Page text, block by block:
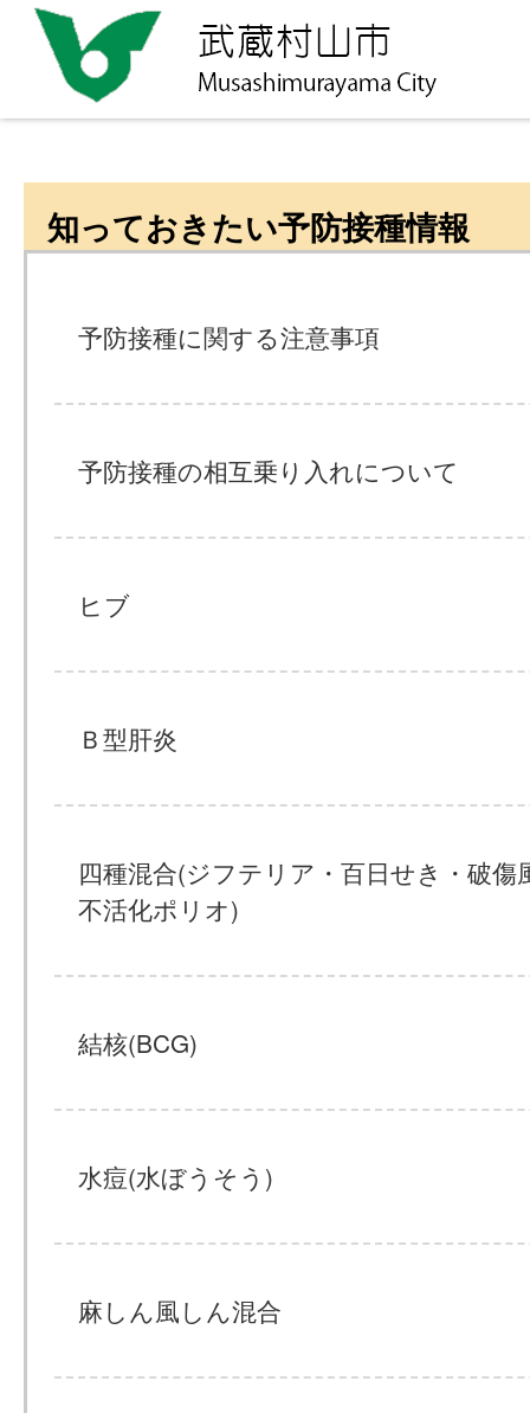
知っておきたい予防接種情報
予防接種に関する注意事項
予防接種の相互乗り入れについて
ヒブ
Ｂ型肝炎
四種混合(ジフテリア・百日せき・破傷
不活化ポリオ)
結核(BCG)
水痘(水ぼうそう)
麻しん風しん混合